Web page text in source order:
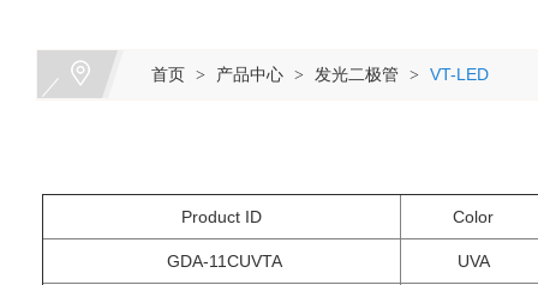
首页 > 产品中心 > 发光二极管 > VT-LED
Product ID Color
GDA-11CUVTA UVA